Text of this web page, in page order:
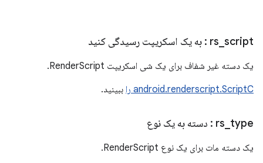
rs script : به یک اسکریپت رسیدگی کنید
یک دسته غیر شفاف برای یک شی اسکریپت RenderScript.
android.renderscript.ScriptC را
ببینید.
rs type : دسته به یک نوع
یک دسته مات برای یک نوع RenderScript.